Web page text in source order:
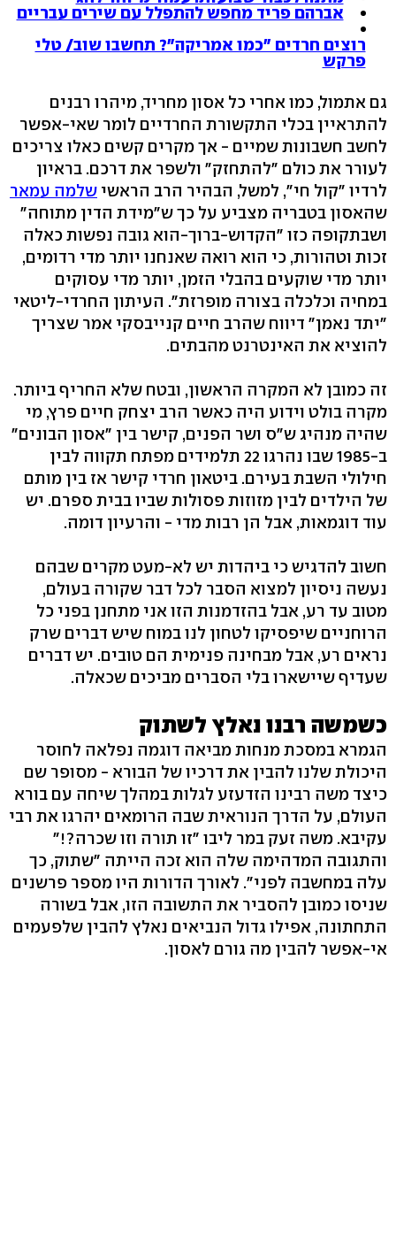
אברהם פריד מחפש להתפלל עם שירים עבריים
רוצים חרדים "כמו אמריקה"? תחשבו שוב/ טלי
פרקש
גם אתמול, כמו אחרי כל אסון מחריד, מיהרו רבנים
להתראיין בכלי התקשורת החרדיים לומר שאי-אפשר
לחשב חשבונות שמיים - אך מקרים קשים כאלו צריכים
לעורר את כולם "להתחזק" ולשפר את דרכם. בראיון
לרדיו "קול חי", למשל, הבהיר הרב הראשי שלמה עמאר
שהאסון בטבריה מצביע על כך ש"מידת הדין מתוחה"
ושבתקופה כזו "הקדוש-ברוך-הוא גובה נפשות כאלה
זכות וטהורות, כי הוא רואה שאנחנו יותר מדי רדומים,
יותר מדי שוקעים בהבלי הזמן, יותר מדי עסוקים
במחיה וכלכלה בצורה מופרזת". העיתון החרדי-ליטאי
"יתד נאמן" דיווח שהרב חיים קנייבסקי אמר שצריך
להוציא את האינטרנט מהבתים.
זה כמובן לא המקרה הראשון, ובטח שלא החריף ביותר.
מקרה בולט וידוע היה כאשר הרב יצחק חיים פרץ, מי
שהיה מנהיג ש"ס ושר הפנים, קישר בין "אסון הבונים"
ב-1985 שבו נהרגו 22 תלמידים מפתח תקווה לבין
חילולי השבת בעירם. ביטאון חרדי קישר אז בין מותם
של הילדים לבין מזוזות פסולות שביו בבית ספרם. יש
עוד דוגמאות, אבל הן רבות מדי - והרעיון דומה.
חשוב להדגיש כי ביהדות יש לא-מעט מקרים שבהם
נעשה ניסיון למצוא הסבר לכל דבר שקורה בעולם,
מטוב עד רע, אבל בהזדמנות הזו אני מתחנן בפני כל
הרוחניים שיפסיקו לטחון לנו במוח שיש דברים שרק
נראים רע, אבל מבחינה פנימית הם טובים. יש דברים
שעדיף שיישארו בלי הסברים מביכים שכאלה.
כשמשה רבנו נאלץ לשתוק
הגמרא במסכת מנחות מביאה דוגמה נפלאה לחוסר
היכולת שלנו להבין את דרכיו של הבורא - מסופר שם
כיצד משה רבינו הזדעזע לגלות במהלך שיחה עם בורא
העולם, על הדרך הנוראית שבה הרומאים יהרגו את רבי
עקיבא. משה זעק במר ליבו "זו תורה וזו שכרה?!"
והתגובה המדהימה שלה הוא זכה הייתה "שתוק, כך
עלה במחשבה לפני". לאורך הדורות היו מספר פרשנים
שניסו כמובן להסביר את התשובה הזו, אבל בשורה
התחתונה, אפילו גדול הנביאים נאלץ להבין שלפעמים
אי-אפשר להבין מה גורם לאסון.